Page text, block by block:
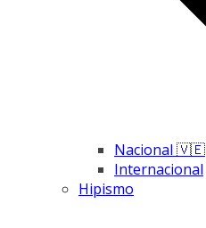
Nacional 🇻🇪
Internacional
Hipismo